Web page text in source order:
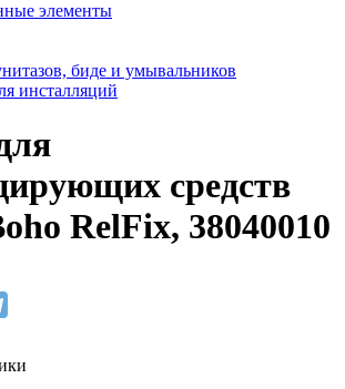
элементы
биде и умывальников
инсталляций
средств
RelFix, 38040010